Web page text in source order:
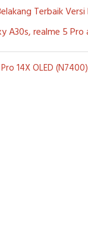
Terbaik
A30s, realme 5
14X OLED